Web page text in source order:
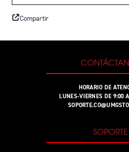
Compartir
HORARIO DE
LUNES-VIERNES DE 9:00
SOPORTE